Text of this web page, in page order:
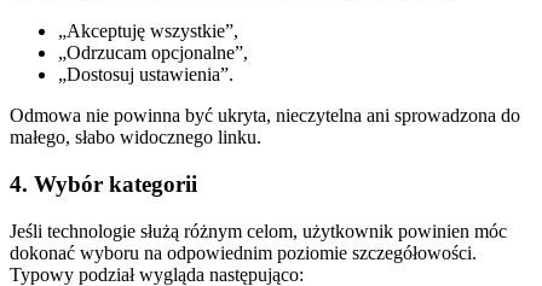
„Akceptuję wszystkie”,
„Odrzucam opcjonalne”,
„Dostosuj ustawienia”.
Odmowa nie powinna być ukryta, nieczytelna ani sprowadzona do
małego, słabo widocznego linku.
4. Wybór kategorii
Jeśli technologie służą różnym celom, użytkownik powinien móc
dokonać wyboru na odpowiednim poziomie szczegółowości.
Typowy podział wygląda następująco: